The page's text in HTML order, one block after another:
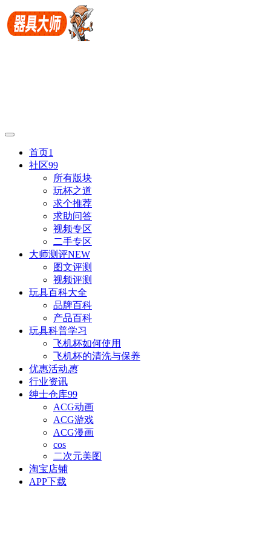
首页1
社区99
所有版块
玩杯之道
求个推荐
求助问答
视频专区
二手专区
大师测评NEW
图文评测
视频评测
玩具百科大全
品牌百科
产品百科
玩具科普学习
飞机杯如何使用
飞机杯的清洗与保养
优惠活动惠
行业资讯
绅士仓库99
ACG动画
ACG游戏
ACG漫画
cos
二次元美图
淘宝店铺
APP下载